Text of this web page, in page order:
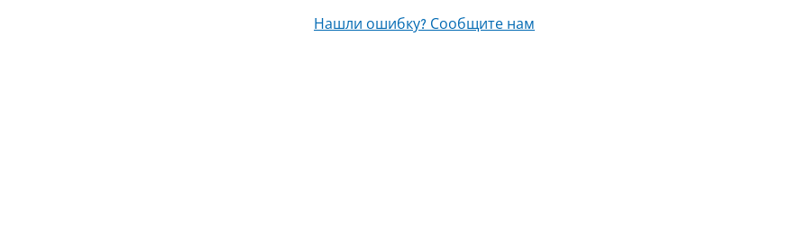
Нашли ошибку? Сообщите нам